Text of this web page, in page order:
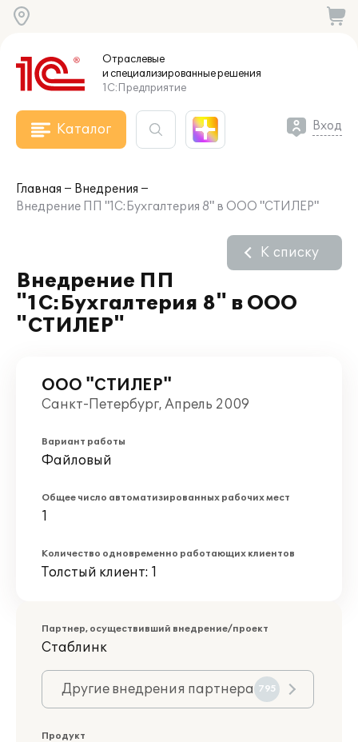
Отраслевые
и специализированныерешения
1С:Предприятие
Каталог Вход
Главная
Внедрения
Внедрение ПП "1С:Бухгалтерия 8" в ООО "СТИЛЕР"
Внедрение ПП
"1С:Бухгалтерия 8" в ООО
"СТИЛЕР"
К списку
ООО "СТИЛЕР"
Санкт-Петербург, Апрель 2009
Вариант работы
Файловый
Общее число автоматизированных рабочих мест
1
Количество одновременно работающих клиентов
Толстый клиент: 1
Партнер, осуществивший внедрение/проект
Стаблинк
Другие внедрения партнера 795
Продукт